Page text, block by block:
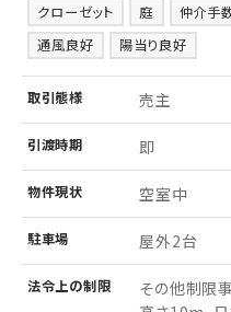
クローゼット
庭 仲介手
通風良好
陽当り良好
取引態様 売主
引渡時期 即
物件現状 空室中
駐車場 屋外2台
法令上の制限
その他制限